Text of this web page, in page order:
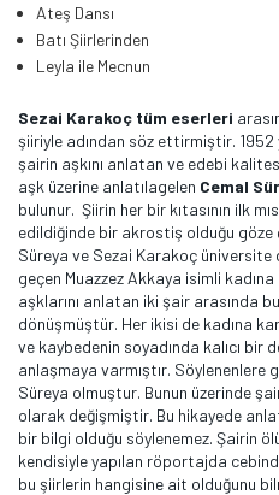
Ateş Dansı
Batı Şiirlerinden
Leyla ile Mecnun
Sezai Karakoç tüm eserleri
şiiriyle adından söz ettirmiştir. 1952
şairin aşkını anlatan ve edebi
aşk üzerine anlatılagelen Cemal
bulunur. Şiirin her bir kıtasının ilk
edildiğinde bir akrostiş olduğu
Süreya ve Sezai Karakoç
geçen Muazzez Akkaya isimli
aşklarını anlatan iki şair arasında
dönüşmüştür. Her ikisi de kadına
ve kaybedenin soyadında kalıcı bir
anlaşmaya varmıştır. Söylenenlere
Süreya olmuştur. Bunun üzerinde
olarak değişmiştir. Bu hikayede
bir bilgi olduğu söylenemez. Şairin
kendisiyle yapılan röportajda
bu şiirlerin hangisine ait olduğunu